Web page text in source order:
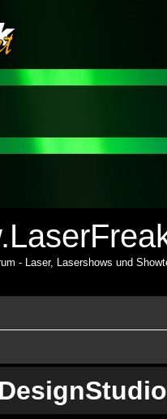
- Laser, Lasershows und